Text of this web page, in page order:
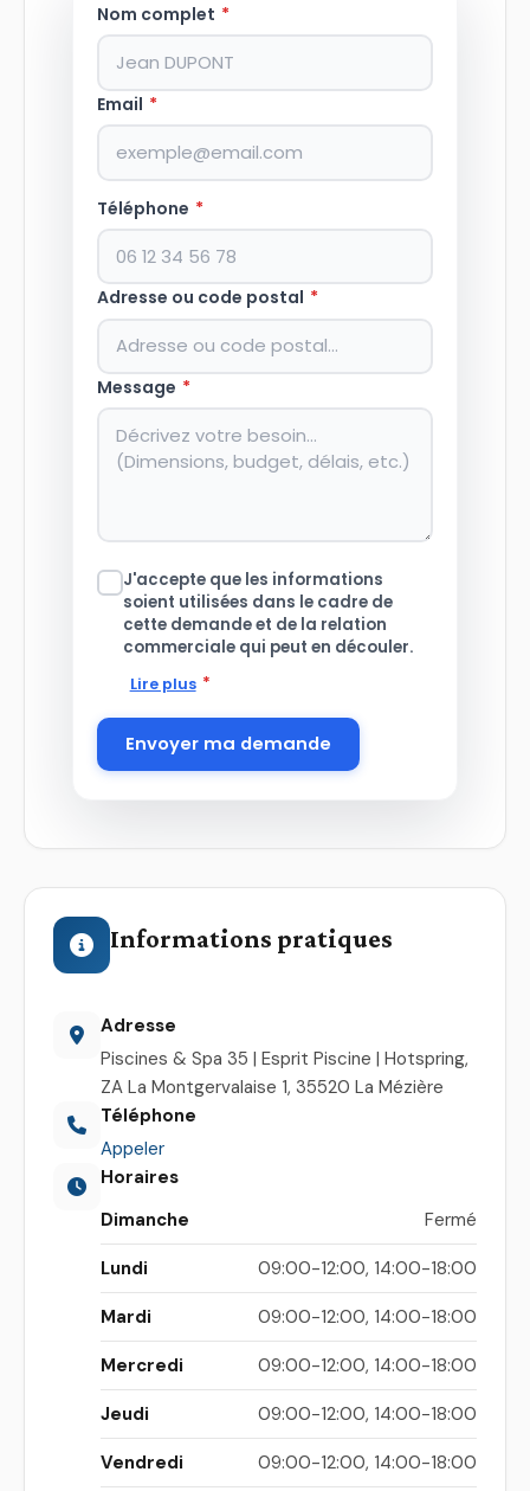
Nom complet *
Email *
Téléphone *
Adresse ou code postal *
Message *
J'accepte que les informations
soient utilisées dans le cadre de
cette demande et de la relation
commerciale qui peut en découler.
Lire plus *
Envoyer ma demande
Informations pratiques
Adresse
Piscines & Spa 35 | Esprit Piscine | Hotspring,
ZA La Montgervalaise 1, 35520 La Mézière
Téléphone
Appeler
Horaires
Dimanche
Fermé
Lundi 09:00-12:00, 14:00-18:00
Mardi 09:00-12:00, 14:00-18:00
Mercredi 09:00-12:00, 14:00-18:00
Jeudi 09:00-12:00, 14:00-18:00
Vendredi 09:00-12:00, 14:00-18:00